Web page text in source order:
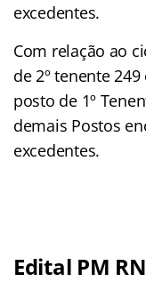
excedentes.
Com relação ao
de 2º tenente
posto de 1º
demais Postos
excedentes.
Edital PM